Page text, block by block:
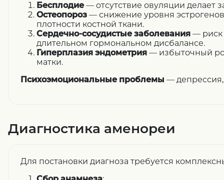
Бесплодие — отсутствие овуляции делает
Остеопороз — снижение уровня
плотности костной ткани.
Сердечно-сосудистые заболевания — риск
длительном гормональном дисбалансе.
Гиперплазия эндометрия — избыточный
матки.
Психоэмоциональные проблемы —
Диагностика аменореи
Для постановки диагноза требуется